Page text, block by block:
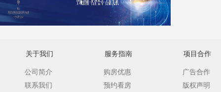
关于我们
公司简介
联系我们
服务指南
购房优惠
预约看房
项目合作
广告合作
版权声明